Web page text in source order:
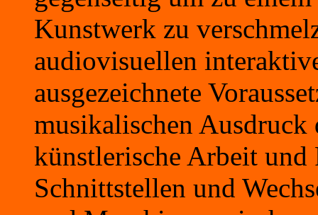
Kunstwerk zu
audiovisuellen
ausgezeichnete
musikalischen
künstlerische Arbeit und
Schnittstellen und